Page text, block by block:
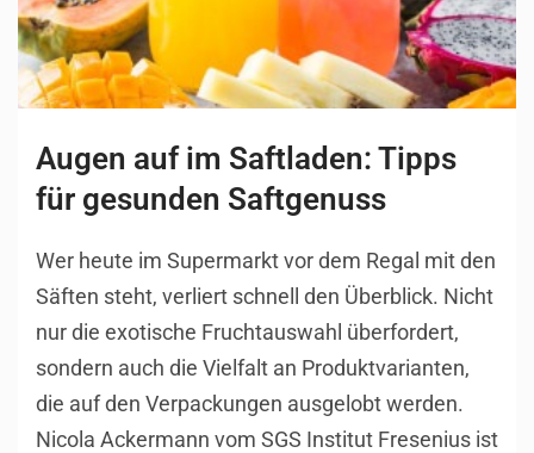
Augen auf im Saftladen: Tipps
für gesunden Saftgenuss
Wer heute im Supermarkt vor dem Regal mit den
Säften steht, verliert schnell den Überblick. Nicht
nur die exotische Fruchtauswahl überfordert,
sondern auch die Vielfalt an Produktvarianten,
die auf den Verpackungen ausgelobt werden.
Nicola Ackermann vom SGS Institut Fresenius ist